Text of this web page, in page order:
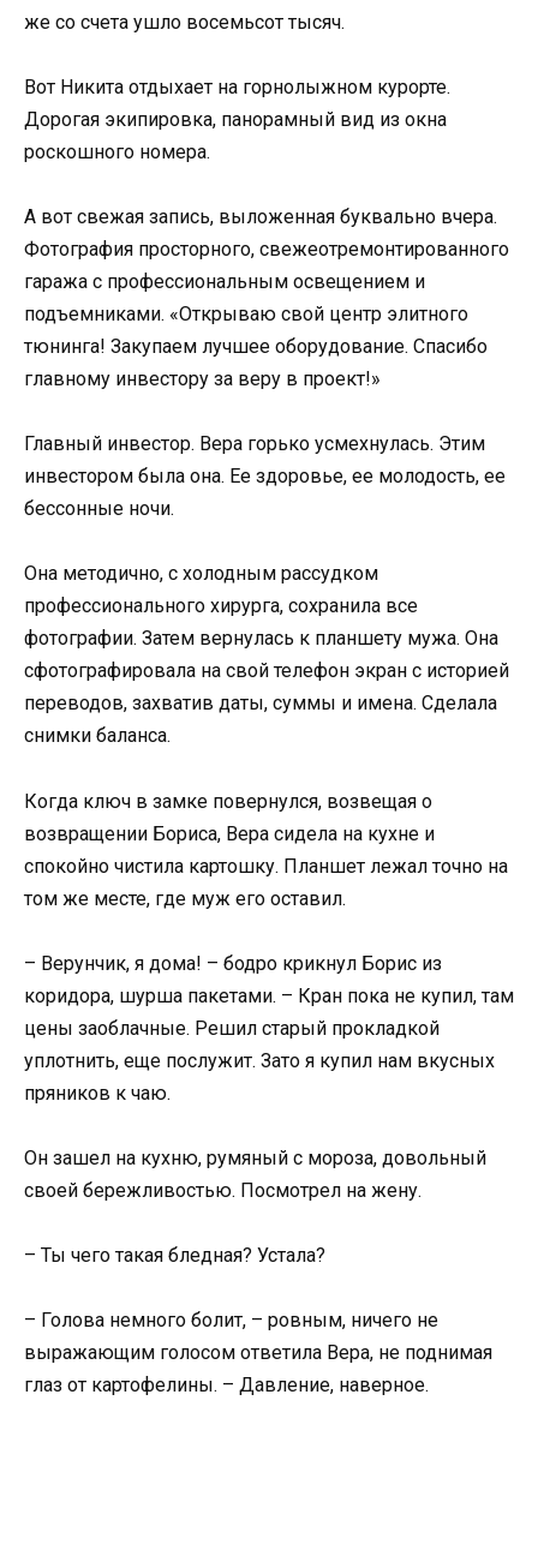
же со счета ушло восемьсот тысяч.
Вот Никита отдыхает на горнолыжном курорте.
Дорогая экипировка, панорамный вид из окна
роскошного номера.
А вот свежая запись, выложенная буквально вчера.
Фотография просторного, свежеотремонтированного
гаража с профессиональным освещением и
подъемниками. «Открываю свой центр элитного
тюнинга! Закупаем лучшее оборудование. Спасибо
главному инвестору за веру в проект!»
Главный инвестор. Вера горько усмехнулась. Этим
инвестором была она. Ее здоровье, ее молодость, ее
бессонные ночи.
Она методично, с холодным рассудком
профессионального хирурга, сохранила все
фотографии. Затем вернулась к планшету мужа. Она
сфотографировала на свой телефон экран с историей
переводов, захватив даты, суммы и имена. Сделала
снимки баланса.
Когда ключ в замке повернулся, возвещая о
возвращении Бориса, Вера сидела на кухне и
спокойно чистила картошку. Планшет лежал точно на
том же месте, где муж его оставил.
– Верунчик, я дома! – бодро крикнул Борис из
коридора, шурша пакетами. – Кран пока не купил, там
цены заоблачные. Решил старый прокладкой
уплотнить, еще послужит. Зато я купил нам вкусных
пряников к чаю.
Он зашел на кухню, румяный с мороза, довольный
своей бережливостью. Посмотрел на жену.
– Ты чего такая бледная? Устала?
– Голова немного болит, – ровным, ничего не
выражающим голосом ответила Вера, не поднимая
глаз от картофелины. – Давление, наверное.